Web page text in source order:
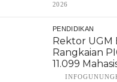
2026
PENDIDIKAN
Rektor UGM
Rangkaian
11.099